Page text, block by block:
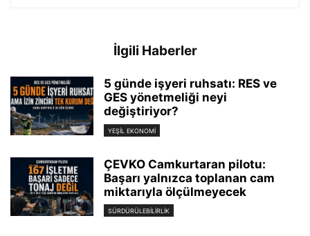
İlgili Haberler
5 günde işyeri ruhsatı: RES ve
GES yönetmeliği neyi
değiştiriyor?
YEŞIL EKONOMI
ÇEVKO Camkurtaran pilotu:
Başarı yalnızca toplanan cam
miktarıyla ölçülmeyecek
SÜRDÜRÜLEBILIRLIK